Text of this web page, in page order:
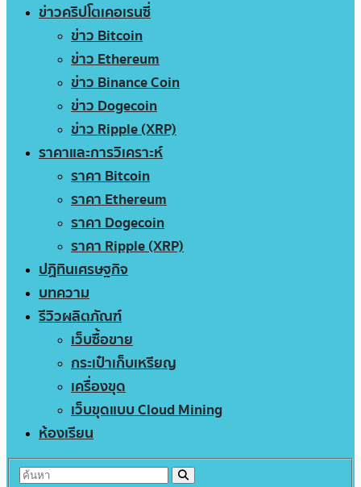
ข่าวคริปโตเคอเรนซี่
ข่าว Bitcoin
ข่าว Ethereum
ข่าว Binance Coin
ข่าว Dogecoin
ข่าว Ripple (XRP)
ราคาและการวิเคราะห์
ราคา Bitcoin
ราคา Ethereum
ราคา Dogecoin
ราคา Ripple (XRP)
ปฏิทินเศรษฐกิจ
บทความ
รีวิวผลิตภัณฑ์
เว็บซื้อขาย
กระเป๋าเก็บเหรียญ
เครื่องขุด
เว็บขุดแบบ Cloud Mining
ห้องเรียน